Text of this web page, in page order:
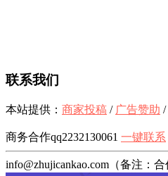
联系我们
本站提供： 商家投稿 / 广告赞助 /
商务合作qq2232130061 一键联系
info@zhujicankao.com（备注：合